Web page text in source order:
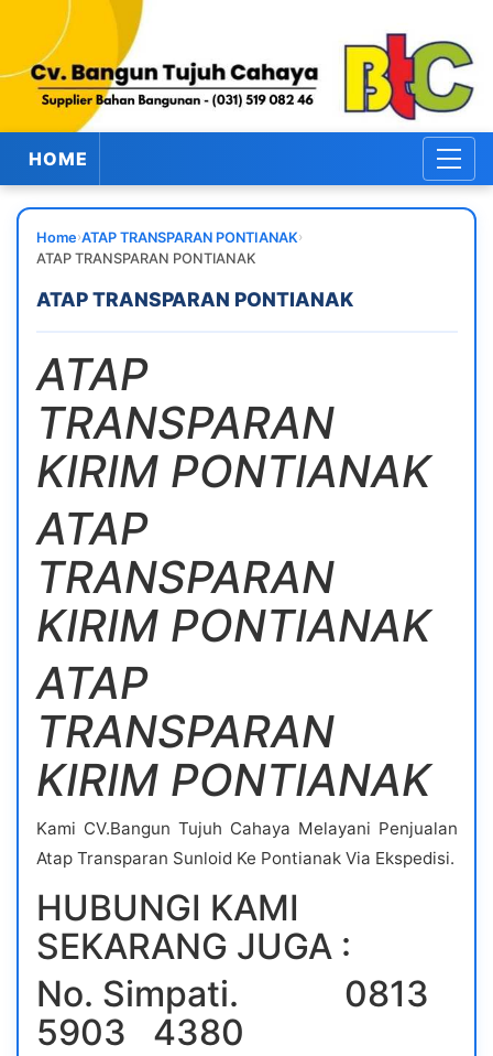
HOME
Home›ATAP TRANSPARAN PONTIANAK›
ATAP TRANSPARAN PONTIANAK
ATAP TRANSPARAN PONTIANAK
ATAP
TRANSPARAN
KIRIM PONTIANAK
ATAP
TRANSPARAN
KIRIM PONTIANAK
ATAP
TRANSPARAN
KIRIM PONTIANAK
Kami CV.Bangun Tujuh Cahaya Melayani Penjualan
Atap Transparan Sunloid Ke Pontianak Via Ekspedisi.
HUBUNGI KAMI
SEKARANG JUGA :
No. Simpati. 0813
5903 4380